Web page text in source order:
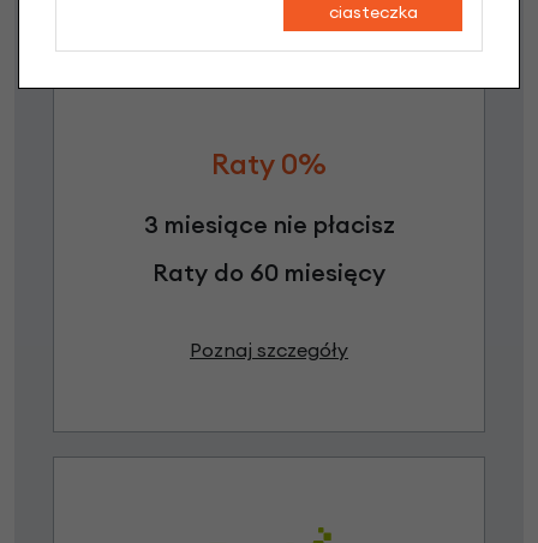
Raty 0%
3 miesiące nie płacisz
Raty do 60 miesięcy
Poznaj szczegóły
ciasteczka